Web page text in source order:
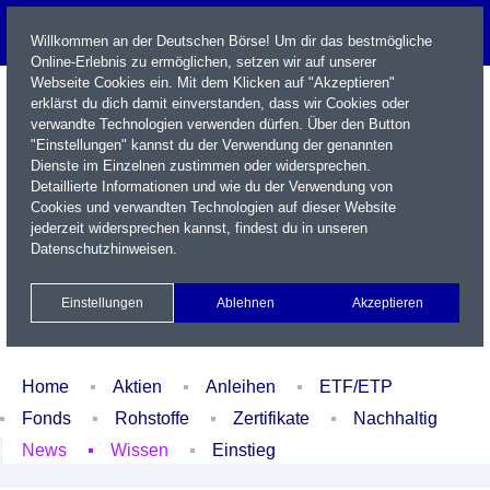
Name / WKN / ISIN / Kürzel
Xetra Realtime
Watchlist Portfolio Login
Home Aktien Anleihen
ETF/ETP
Fonds
Rohstoffe Zertifikate
Nachhaltig
News
Wissen Einstieg
Willkommen an der Deutschen Börse! Um dir das bestmögliche
Online-Erlebnis zu ermöglichen, setzen wir auf unserer
Webseite Cookies ein. Mit dem Klicken auf "Akzeptieren"
erklärst du dich damit einverstanden, dass wir Cookies oder
verwandte Technologien verwenden dürfen. Über den Button
"Einstellungen" kannst du der Verwendung der genannten
Dienste im Einzelnen zustimmen oder widersprechen.
Detaillierte Informationen und wie du der Verwendung von
Cookies und verwandten Technologien auf dieser Website
jederzeit widersprechen kannst, findest du in unseren
Datenschutzhinweisen.
Einstellungen Ablehnen Akzeptieren